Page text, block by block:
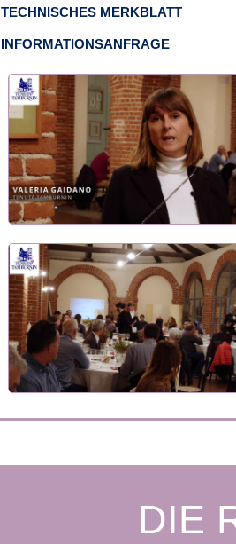
TECHNISCHES MERKBLATT
INFORMATIONSANFRAGE
DIE